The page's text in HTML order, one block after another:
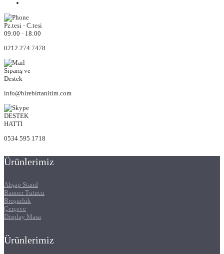
Pz.tesi - C.tesi
09:00 - 18:00
0212 274 7478
Sipariş ve
Destek
info@birebirtanitim.com
DESTEK
HATTI
0534 595 1718
Ürünlerimiz
Ahşap Stand
Banner Tutucu
Broşürlük
Çerçeve
Display Masa
Ürünlerimiz